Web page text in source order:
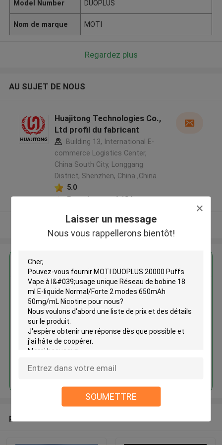
Laisser un message
Nous vous rappellerons bientôt!
SOUMETTRE
Model Number DUOPLUS
Nom de marque MOTI
Regardez plus
AU SUJET DE NOUS
Huajitong Technologies Co.,
Ltd profil du fabricant
Building 13, International E-
commerce Logistics Center,
China South City, Longgang
District, Shenzhen, China ,China
5.0
Fournisseur vérifié
Regardez plus
MOTI DUOPLUS 20000 Puffs
Vape à l'usage unique Réseau de
bobine 18 ml E-liquide
Normal/Forte 2 modes 650mAh
50mg/mL Nicotine
Continuer
produits recommandés